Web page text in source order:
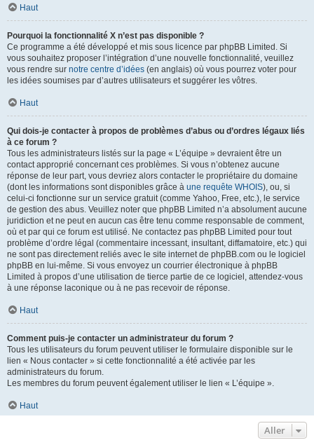
Haut
Pourquoi la fonctionnalité X n’est pas disponible ?
Ce programme a été développé et mis sous licence par phpBB Limited. Si
vous souhaitez proposer l’intégration d’une nouvelle fonctionnalité, veuillez
vous rendre sur notre centre d’idées (en anglais) où vous pourrez voter pour
les idées soumises par d’autres utilisateurs et suggérer les vôtres.
Haut
Qui dois-je contacter à propos de problèmes d’abus ou d’ordres légaux liés
à ce forum ?
Tous les administrateurs listés sur la page « L’équipe » devraient être un
contact approprié concernant ces problèmes. Si vous n’obtenez aucune
réponse de leur part, vous devriez alors contacter le propriétaire du domaine
(dont les informations sont disponibles grâce à une requête WHOIS), ou, si
celui-ci fonctionne sur un service gratuit (comme Yahoo, Free, etc.), le service
de gestion des abus. Veuillez noter que phpBB Limited n’a absolument aucune
juridiction et ne peut en aucun cas être tenu comme responsable de comment,
où et par qui ce forum est utilisé. Ne contactez pas phpBB Limited pour tout
problème d’ordre légal (commentaire incessant, insultant, diffamatoire, etc.) qui
ne sont pas directement reliés avec le site internet de phpBB.com ou le logiciel
phpBB en lui-même. Si vous envoyez un courrier électronique à phpBB
Limited à propos d’une utilisation de tierce partie de ce logiciel, attendez-vous
à une réponse laconique ou à ne pas recevoir de réponse.
Haut
Comment puis-je contacter un administrateur du forum ?
Tous les utilisateurs du forum peuvent utiliser le formulaire disponible sur le
lien « Nous contacter » si cette fonctionnalité a été activée par les
administrateurs du forum.
Les membres du forum peuvent également utiliser le lien « L’équipe ».
Haut
Aller